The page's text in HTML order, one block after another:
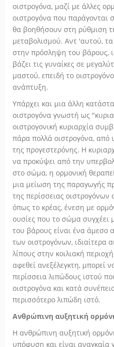
οιστρογόνα, μαζί με άλλες
οιστρογόνα που παράγονται
θα βοηθήσουν στη ρύθμιση
μεταβολισμού. Αντ 'αυτού,
στην πρόσληψη του βάρους,
βάζει τις γυναίκες σε
μαστού, επειδή το
ανάπτυξη.
Υπάρχει και μια άλλη
οιστρογόνα γνωστή ως
οιστρογονική κυριαρχία
πάρα πολλά οιστρογόνα, από
της προγεστερόνης. Η
να προκύψει από την
στο σώμα, η ορμονική
μια μείωση της παραγωγής
της περίσσειας οιστρογόνων
όπως το κρέας, ένεση με
ουσίες που το σώμα συγχέει
του βάρους είναι ένα άμεσο
των οιστρογόνων,
λίπους στην κοιλιακή
αφεθεί ανεξέλεγκτη, μπορεί
περίσσεια λιπώδους ιστού
οιστρογόνα και κατά
περισσότερο λιπώδη ιστό.
Ανθρώπινη αυξητική
Η ανθρώπινη αυξητική
υπόφυση και είναι αναγκαία